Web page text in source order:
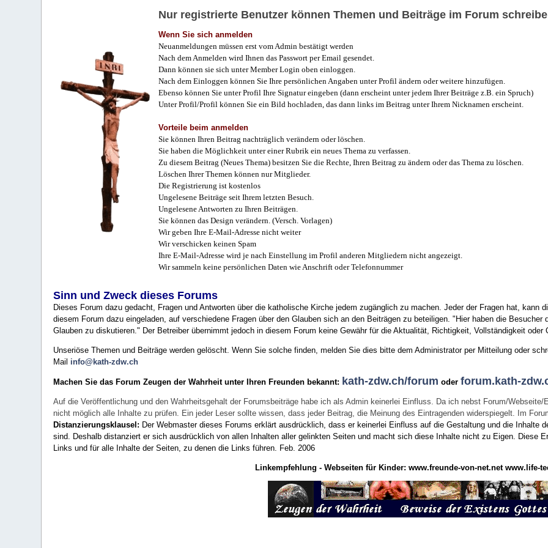
Nur registrierte Benutzer können Themen und Beiträge im Forum
Wenn Sie sich anmelden
Neuanmeldungen müssen erst vom Admin bestätigt werden
Nach dem Anmelden wird Ihnen das Passwort per Email gesendet.
Dann können sie sich unter Member Login oben einloggen.
Nach dem Einloggen können Sie Ihre persönlichen Angaben unter Profil ändern oder weitere hinzufügen.
Ebenso können Sie unter Profil Ihre Signatur eingeben (dann erscheint unter jedem Ihrer Beiträge z.B. ein Spruch)
Unter Profil/Profil können Sie ein Bild hochladen, das dann links im Beitrag unter Ihrem Nicknamen erscheint.
Vorteile beim anmelden
Sie können Ihren Beitrag nachträglich verändern oder löschen.
Sie haben die Möglichkeit unter einer Rubrik ein neues Thema zu verfassen.
Zu diesem Beitrag (Neues Thema) besitzen Sie die Rechte, Ihren Beitrag zu ändern oder das Thema zu löschen.
Löschen Ihrer Themen können nur Mitglieder.
Die Registrierung ist kostenlos
Ungelesene Beiträge seit Ihrem letzten Besuch.
Ungelesene Antworten zu Ihren Beiträgen.
Sie können das Design verändern. (Versch. Vorlagen)
Wir geben Ihre E-Mail-Adresse nicht weiter
Wir verschicken keinen Spam
Ihre E-Mail-Adresse wird je nach Einstellung im Profil anderen Mitgliedern nicht angezeigt.
Wir sammeln keine persönlichen Daten wie Anschrift oder Telefonnummer
Sinn und Zweck dieses Forums
Dieses Forum dazu gedacht, Fragen und Antworten über die katholische Kirche jedem zugänglich zu machen. Jeder der Fragen hat, kann
diesem Forum dazu eingeladen, auf verschiedene Fragen über den Glauben sich an den Beiträgen zu beteiligen. "Hier haben die
Glauben zu diskutieren." Der Betreiber übernimmt jedoch in diesem Forum keine Gewähr für die Aktualität, Richtigkeit, Vollständigkeit
Unseriöse Themen und Beiträge werden gelöscht. Wenn Sie solche finden, melden Sie dies bitte dem Administrator per Mitteilung oder
Mail info@kath-zdw.ch
Machen Sie das Forum Zeugen der Wahrheit unter Ihren Freunden bekannt: kath-zdw.ch/forum oderforum.kath-
Auf die Veröffentlichung und den Wahrheitsgehalt der Forumsbeiträge habe ich als Admin keinerlei Einfluss. Da ich nebst Forum/
nicht möglich alle Inhalte zu prüfen. Ein jeder Leser sollte wissen, dass jeder Beitrag, die Meinung des Eintragenden widerspiegelt. Im
Distanzierungsklausel: Der Webmaster dieses Forums erklärt ausdrücklich, dass er keinerlei Einfluss auf die Gestaltung und die Inhalte
sind. Deshalb distanziert er sich ausdrücklich von allen Inhalten aller gelinkten Seiten und macht sich diese Inhalte nicht zu Eigen.
Diese
Links und für alle Inhalte der Seiten, zu denen die Links führen.
Feb. 2006
Linkempfehlung - Webseiten für Kinder: www.freunde-von-net.net www.life-